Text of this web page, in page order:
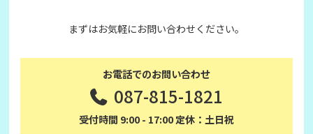
まずはお気軽にお問い合わせください。
お電話でのお問い合わせ
087-815-1821
受付時間 9:00 - 17:00 定休：土日祝